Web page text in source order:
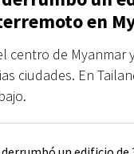
en
centro de Myanmar
ciudades. En